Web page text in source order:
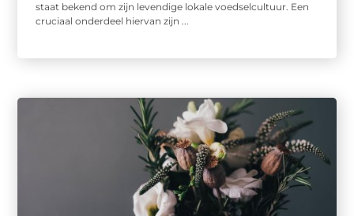
staat bekend om zijn levendige lokale voedselcultuur. Een
cruciaal onderdeel hiervan zijn ...